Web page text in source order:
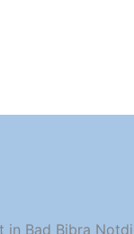
in Bad Bibra